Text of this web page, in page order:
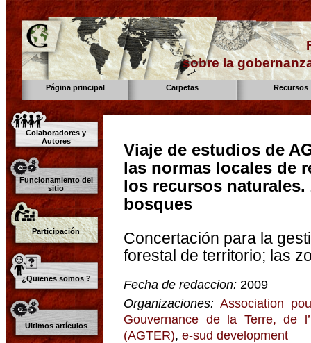
sobre la
Página principal Carpetas Recursos
Colaboradores y
Autores
Funcionamiento del
sitio
Participación
¿Quienes somos ?
Ultimos artículos
Viaje de estudios de
las normas locales de
los recursos
bosques
Concertación para la
forestal de territorio; las
Fecha de redaccion: 2009
Organizaciones: Association
Gouvernance de la Terre, de
(AGTER), e-sud development